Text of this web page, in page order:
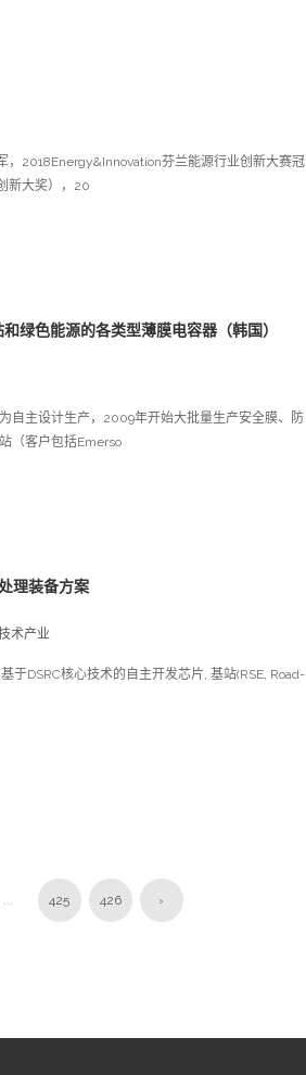
2018Energy&Innovation芬兰能源行业创新大赛冠
新大奖），20
色能源的各类型薄膜电容器（韩国）
自主设计生产，2009年开始大批量生产安全膜、防
（客户包括Emerso
理装备方案
术产业
于DSRC核心技术的自主开发芯片, 基站(RSE, Road-
... 425 426 ›